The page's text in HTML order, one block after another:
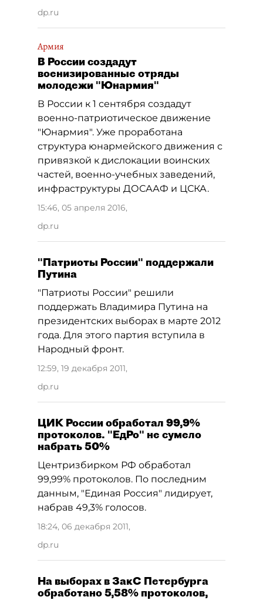
dp.ru
Армия
В России создадут
военизированные отряды
молодежи "Юнармия"
В России к 1 сентября создадут
военно-патриотическое движение
"Юнармия". Уже проработана
структура юнармейского движения с
привязкой к дислокации воинских
частей, военно-учебных заведений,
инфраструктуры ДОСААФ и ЦСКА.
15:46, 05 апреля 2016,
dp.ru
"Патриоты России" поддержали
Путина
"Патриоты России" решили
поддержать Владимира Путина на
президентских выборах в марте 2012
года. Для этого партия вступила в
Народный фронт.
12:59, 19 декабря 2011,
dp.ru
ЦИК России обработал 99,9%
протоколов. "ЕдРо" не сумело
набрать 50%
Центризбирком РФ обработал
99,99% протоколов. По последним
данным, "Единая Россия" лидирует,
набрав 49,3% голосов.
18:24, 06 декабря 2011,
dp.ru
На выборах в ЗакС Петербурга
обработано 5,58% протоколов,